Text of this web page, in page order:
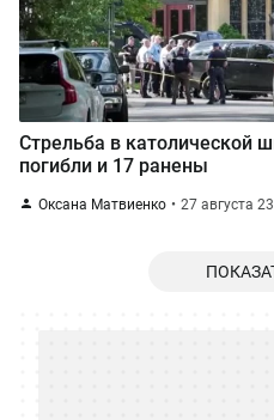
Стрельба в католической
погибли и 17 ранены
Оксана Матвиенко 27 августа